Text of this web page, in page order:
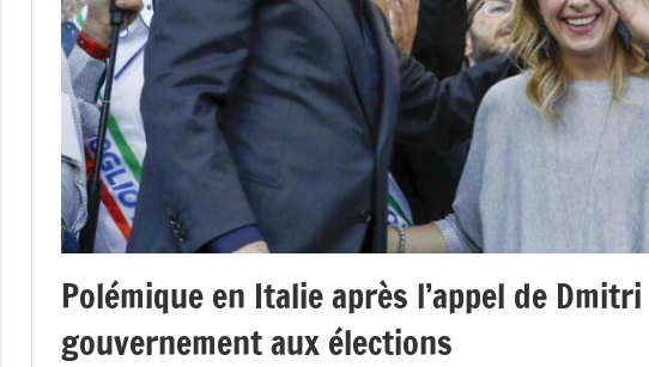
Polémique en Italie après l’appel de
gouvernement aux élections